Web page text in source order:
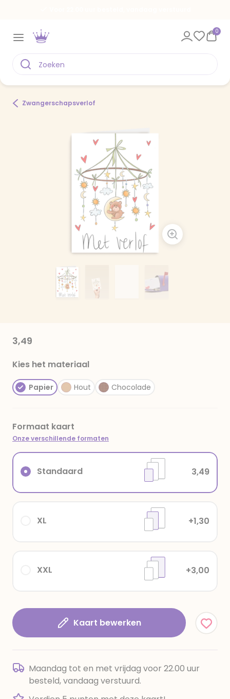
0
Zwangerschapsverlof
3,49
Kies het materiaal
Papier Hout Chocolade
Formaat kaart
Onze verschillende formaten
XXL +3,00
XL +1,30
Standaard 3,49
Kaart bewerken
Maandag tot en met vrijdag voor 22.00 uur
besteld, vandaag verstuurd.